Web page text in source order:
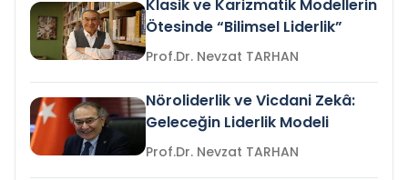
Klasik ve Karizmatik Modellerin
Ötesinde “Bilimsel Liderlik”
Prof.Dr. Nevzat TARHAN
Nöroliderlik ve Vicdani Zekâ:
Geleceğin Liderlik Modeli
Prof.Dr. Nevzat TARHAN